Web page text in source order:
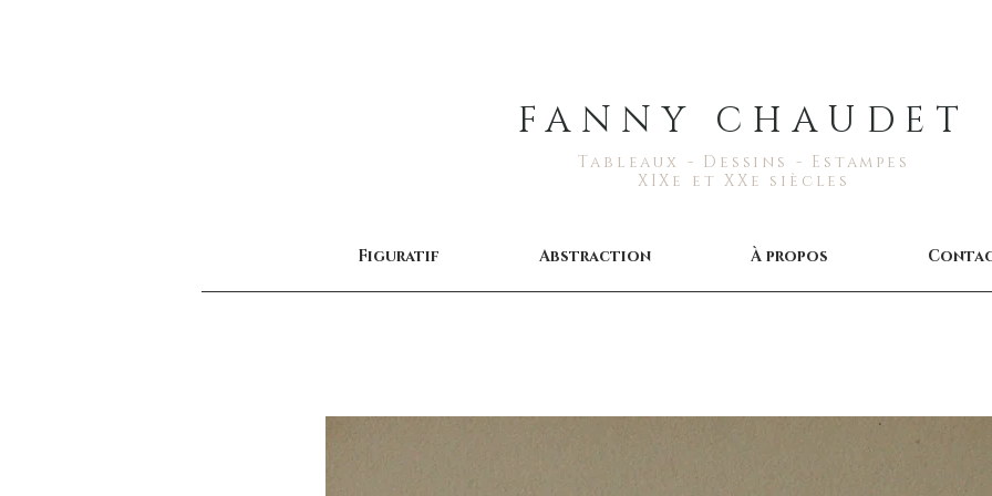
FANNY CHAUDET
Tableaux - Dessins - Estampes
XIXe et XXe siècles
Figuratif Abstraction À propos